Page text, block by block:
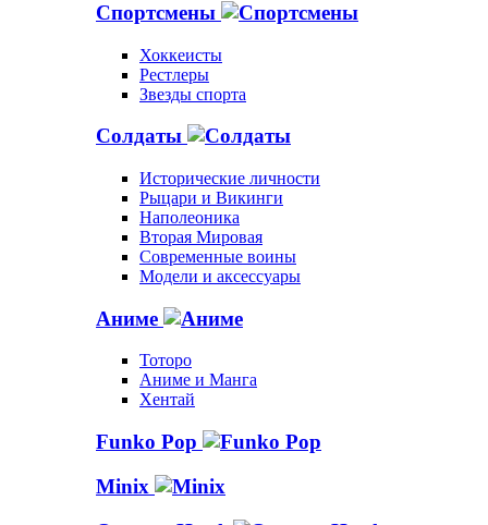
Спортсмены
Хоккеисты
Рестлеры
Звезды спорта
Солдаты
Исторические личности
Рыцари и Викинги
Наполеоника
Вторая Мировая
Современные воины
Модели и аксессуары
Аниме
Тоторо
Аниме и Манга
Хентай
Funko Pop
Minix